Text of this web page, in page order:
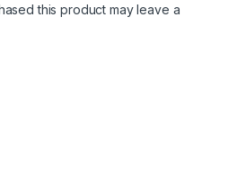
this product may leave a